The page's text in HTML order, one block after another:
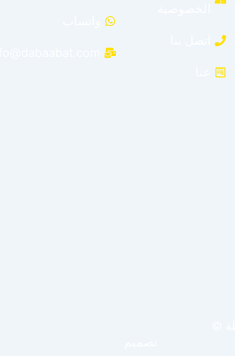
الخصوصية
اتصل بنا
عنا
واتساب
info@dabaabat.com